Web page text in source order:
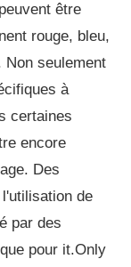
être
rouge, bleu,
Non seulement
à
certaines
encore
Des
de
par des
pour it.Only